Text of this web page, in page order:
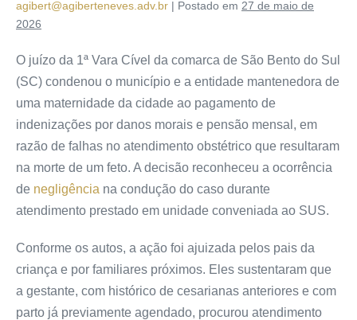
agibert@agiberteneves.adv.br | Postado em 27 de maio de
2026
O juízo da 1ª Vara Cível da comarca de São Bento do Sul
(SC) condenou o município e a entidade mantenedora de
uma maternidade da cidade ao pagamento de
indenizações por danos morais e pensão mensal, em
razão de falhas no atendimento obstétrico que resultaram
na morte de um feto. A decisão reconheceu a ocorrência
de negligência na condução do caso durante
atendimento prestado em unidade conveniada ao SUS.
Conforme os autos, a ação foi ajuizada pelos pais da
criança e por familiares próximos. Eles sustentaram que
a gestante, com histórico de cesarianas anteriores e com
parto já previamente agendado, procurou atendimento